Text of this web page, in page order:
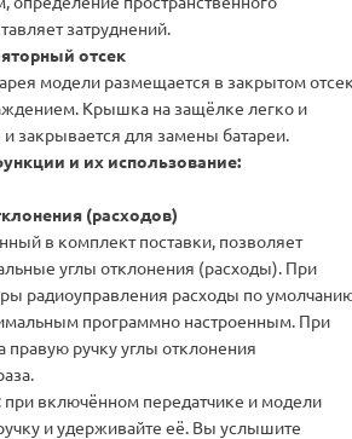
затруднений.
отсек
модели размещается в закрытом
Крышка на защёлке легко и
закрывается для замены батареи.
и их использование:
(расходов)
в комплект поставки, позволяет
углы отклонения (расходы). При
радиоуправления расходы по
программно настроенным. При
правую ручку углы отклонения
при включённом передатчике и модели
и удерживайте её. Вы услышите